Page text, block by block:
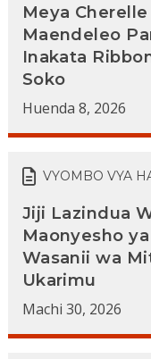
Meya
Maendeleo
Inakata
Soko
Huenda 8, 2026
VYOMBO VYA
Jiji Lazindua
Maonyesho
Wasanii wa
Ukarimu
Machi 30, 2026